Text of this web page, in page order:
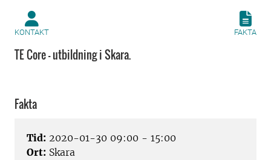
KONTAKT FAKTA
TE Core - utbildning i Skara.
Fakta
Tid: 2020-01-30 09:00 - 15:00
Ort: Skara